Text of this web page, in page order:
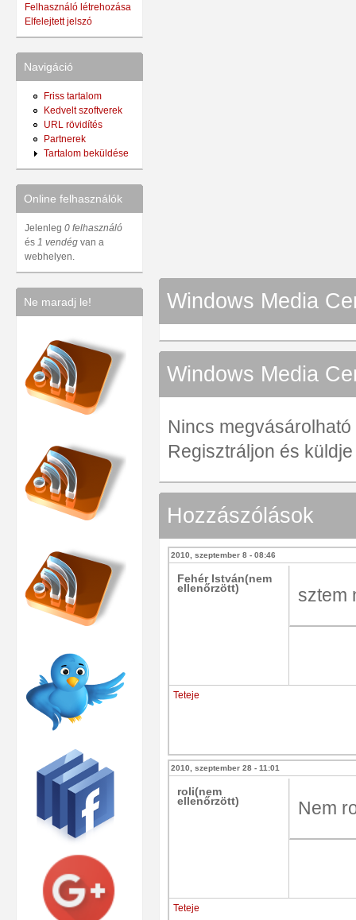
Felhasználó létrehozása
Elfelejtett jelszó
Navigáció
Friss tartalom
Kedvelt szoftverek
URL rövidítés
Partnerek
Tartalom beküldése
Online felhasználók
Jelenleg 0 felhasználó
és 1 vendég van a
webhelyen.
Ne maradj le! Windows Media
Windows Media
Nincs
Regisztráljon és
Hozzászólások
2010, szeptember 8 - 08:46
Fehér István(nem
ellenőrzött) sztem
Teteje
2010, szeptember 28 - 11:01
roli(nem
ellenőrzött) Nem
Teteje